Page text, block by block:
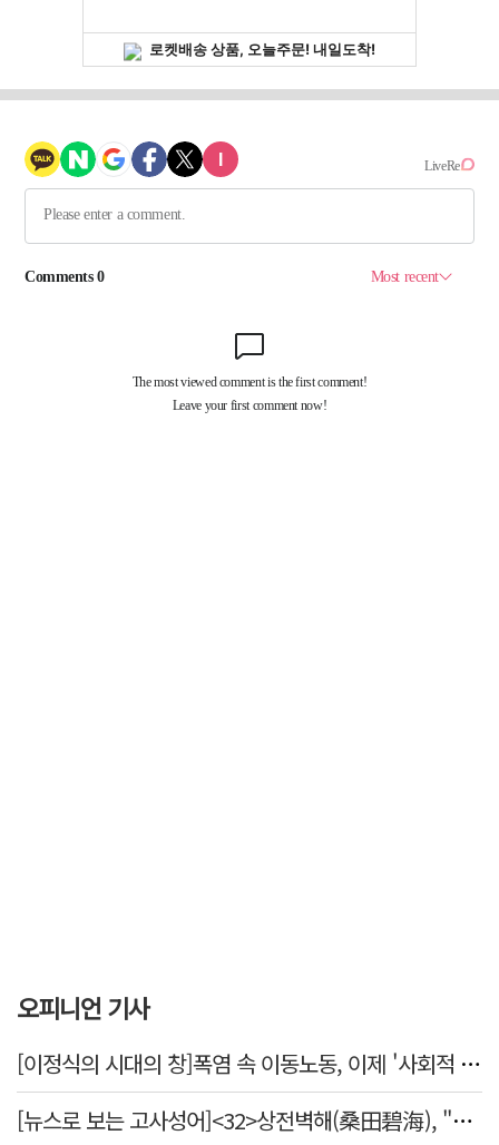
오피니언 기사
[이정식의 시대의 창]폭염 속 이동노동, 이제 '사회적 위험 관리'로 전환할 때
[뉴스로 보는 고사성어]<32>상전벽해(桑田碧海), "뽕나무밭이 푸른 바다가 되었다."